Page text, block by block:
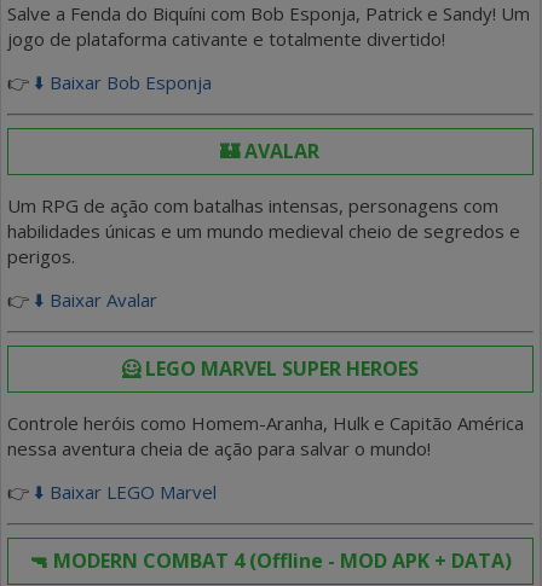
Salve a Fenda do Biquíni com Bob Esponja, Patrick e Sandy! Um
jogo de plataforma cativante e totalmente divertido!
👉 ⬇️ Baixar Bob Esponja
🏰 AVALAR
Um RPG de ação com batalhas intensas, personagens com
habilidades únicas e um mundo medieval cheio de segredos e
perigos.
👉 ⬇️ Baixar Avalar
🦸 LEGO MARVEL SUPER HEROES
Controle heróis como Homem-Aranha, Hulk e Capitão América
nessa aventura cheia de ação para salvar o mundo!
👉 ⬇️ Baixar LEGO Marvel
🔫 MODERN COMBAT 4 (Offline - MOD APK + DATA)